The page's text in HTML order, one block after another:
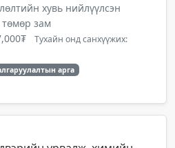
хувь нийлүүлсэн
төмөр зам
Тухайн онд санхүүжих:
арга